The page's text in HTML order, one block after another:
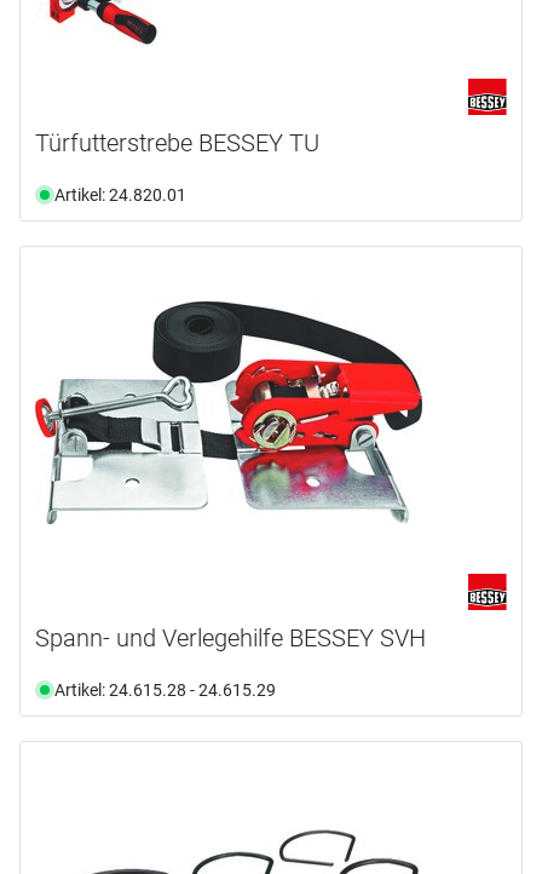
Türfutterstrebe BESSEY TU
Artikel: 24.820.01
Spann- und Verlegehilfe BESSEY SVH
Artikel: 24.615.28 - 24.615.29